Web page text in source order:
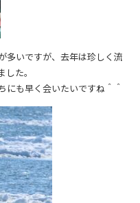
多いですが、去年は珍しく流
た。
にも早く会いたいですね＾＾